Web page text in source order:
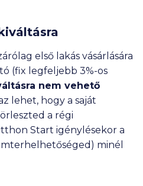
első lakás vásárlására
(fix legfeljebb 3%-os
nem vehető
lehet, hogy a saját
a régi
Start igénylésekor a
minél